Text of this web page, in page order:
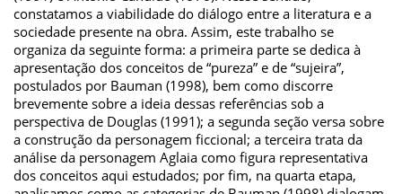
constatamos a viabilidade do diálogo entre a literatura e a
sociedade presente na obra. Assim, este trabalho se
organiza da seguinte forma: a primeira parte se dedica à
apresentação dos conceitos de “pureza” e de “sujeira”,
postulados por Bauman (1998), bem como discorre
brevemente sobre a ideia dessas referências sob a
perspectiva de Douglas (1991); a segunda seção versa sobre
a construção da personagem ficcional; a terceira trata da
análise da personagem Aglaia como figura representativa
dos conceitos aqui estudados; por fim, na quarta etapa,